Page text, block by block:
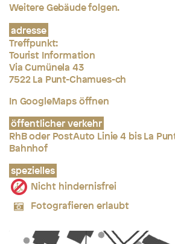
Weitere Gebäude folgen.
adresse
Treffpunkt:
Tourist Information
Via Cumünela 43
7522 La Punt-Chamues-ch
In GoogleMaps öffnen
öffentlicher verkehr
RhB oder PostAuto Linie 4 bis La
Bahnhof
spezielles
Nicht hindernisfrei
Fotografieren erlaubt